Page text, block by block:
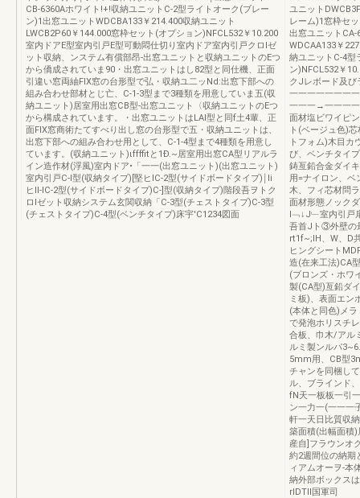
CB-6360Aホワイト!+!収納ユニットC-2型ライトオーク(ブレー
ン)1出窓ユニットWDCBA133￥214.400収納ユニット
LWCB2P60￥144.000窓枠セット(オプション)NFCL532￥10.200
室内ドアE型室内引戸E型可動悶仕切り室内ドア室内引戸クロlゼ
ット収納、ンステム有償部昂-出窓ユニットと収納ユニットのEつ
から僑成されていま90・出窓ユニットはし82型と同仕機、正面
引違い窓両紬FIX窓の台形型で弘・収納ユ二ッNd:出窓下部への
組み合わせ部材とじ亡、C-1-3型まで3種類を用意していま五(収
納ユニット)居室用出窓CB型-出窓ユニット〈収納ユニットのEつ
から構成されています。・出窓ユニットはLAl型と同f土4輩、正
面FIX窓商術たてすべり出し窓の台形型で五・収納ユニットは、
出窓下部への組み合わせ用として、C-1-4型まで4種類を用意し
ています。(収納ユニット)ιffffitと1Ð.~居室用出窓CA型リアルラ
イン造作材(浮風)室内ドア•「一一(出窓ユニット)(出窓ユニット)
室内引戸C-l型(収納タイプ)[堅ヒlC-2型(サイドボードタイプ)￨Ii
ヒll-lC-2型(サイドボードタイプ)C-]型(収納タイプ)階段吾ヲトク
ロlゼット収納システム玄関収納「C-3型(チェストタイプ)C-3型
(チェストタイプ)C-4型(ベンチタイプ)床宇'C1234図面
ユニット
レーム)1窓枠セ
出窓ユニット
WDCAA133￥
納ユニットC-4型
ン)NFCL532￥
クJレボード及び
一一一一一一一
一一一→一一一
面材塩ビワイピ
ト(ベージュ色)
トフォム)木目
び、ベンチタイ
鋳亙鉛合金ダイ
用=ナイロン、ベ
木、フィ芯材問
面材形態ノック
l﹁↓J﹂室内引戸
吾首Jト③外壁の
rt1f~;IH、W、D
ヒングシート
造(在来工法)CA
(ブロンズ・ホワ
製(CA型)亙鉛ダ
ミ板)、表面エン
(本体と同色)メ
で発泡ホリスチ
合板、巾木/アル
ルミ製ンルパ
5mm用、CB型
チャンを同梱し
ル、ブラインド
fN天一板板一引
ン一力一(一一一
軒一天日比質収
築面積(出幅面積
産自]フラウンオ
約2週間位の納期
ィアムオーヲ-本
納外部ボックス
rIDTIl国軍司